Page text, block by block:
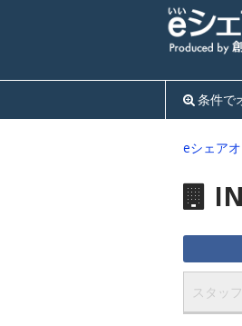
条件で
eシェア
スタッ